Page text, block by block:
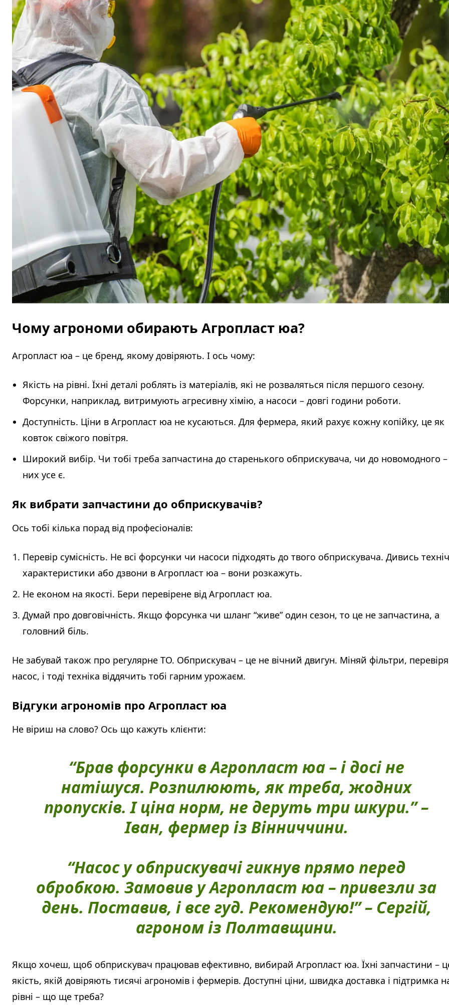
Чому агрономи обирають Агропласт юа?
Агропласт юа – це бренд, якому довіряють. І ось чому:
Якість на рівні. Їхні деталі роблять із матеріалів, які не розваляться після першого сезону.
Форсунки, наприклад, витримують агресивну хімію, а насоси – довгі години роботи.
Доступність. Ціни в Агропласт юа не кусаються. Для фермера, який рахує кожну копійку, це як
ковток свіжого повітря.
Широкий вибір. Чи тобі треба запчастина до старенького обприскувача, чи до новомодного –
них усе є.
Як вибрати запчастини до обприскувачів?
Ось тобі кілька порад від професіоналів:
Перевір сумісність. Не всі форсунки чи насоси підходять до твого обприскувача. Дивись
характеристики або дзвони в Агропласт юа – вони розкажуть.
Не економ на якості. Бери перевірене від Агропласт юа.
Думай про довговічність. Якщо форсунка чи шланг “живе” один сезон, то це не запчастина, а
головний біль.
Не забувай також про регулярне ТО. Обприскувач – це не вічний двигун. Міняй фільтри,
насос, і тоді техніка віддячить тобі гарним урожаєм.
Відгуки агрономів про Агропласт юа
Не віриш на слово? Ось що кажуть клієнти:
“Брав форсунки в Агропласт юа – і досі не
натішуся. Розпилюють, як треба, жодних
пропусків. І ціна норм, не деруть три шкури.” –
Іван, фермер із Вінниччини.
“Насос у обприскувачі гикнув прямо перед
обробкою. Замовив у Агропласт юа – привезли за
день. Поставив, і все гуд. Рекомендую!” – Сергій,
агроном із Полтавщини.
Якщо хочеш, щоб обприскувач працював ефективно, вибирай Агропласт юа. Їхні запчастини –
якість, якій довіряють тисячі агрономів і фермерів. Доступні ціни, швидка доставка і підтримка
рівні – що ще треба?